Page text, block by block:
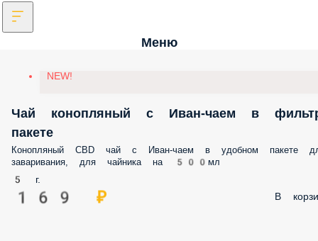
Меню
NEW!
Чай конопляный с Иван-чаем в
пакете
Конопляный CBD чай с Иван-чаем в удобном пакете
заваривания, для чайника на 500мл
5 г.
169 ₽ В